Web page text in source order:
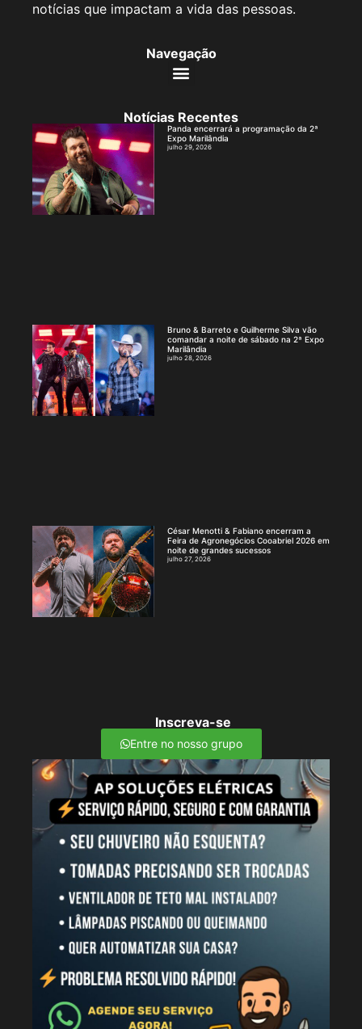
notícias que impactam a vida das pessoas.
Navegação
Notícias Recentes
Panda encerrará a programação da 2ª
Expo Marilândia
julho 29, 2026
Bruno & Barreto e Guilherme Silva vão
comandar a noite de sábado na 2ª Expo
Marilândia
julho 28, 2026
César Menotti & Fabiano encerram a
Feira de Agronegócios Cooabriel 2026 em
noite de grandes sucessos
julho 27, 2026
Inscreva-se
Entre no nosso grupo